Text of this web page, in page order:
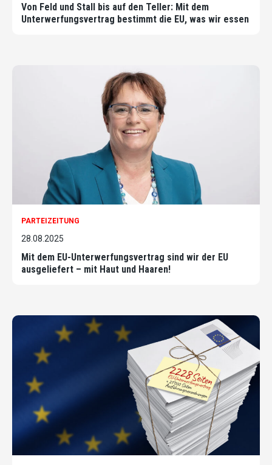
Von Feld und Stall bis auf den Teller: Mit dem
Unterwerfungsvertrag bestimmt die EU, was wir essen
PARTEIZEITUNG
28.08.2025
Mit dem EU-Unterwerfungsvertrag sind wir der EU
ausgeliefert – mit Haut und Haaren!